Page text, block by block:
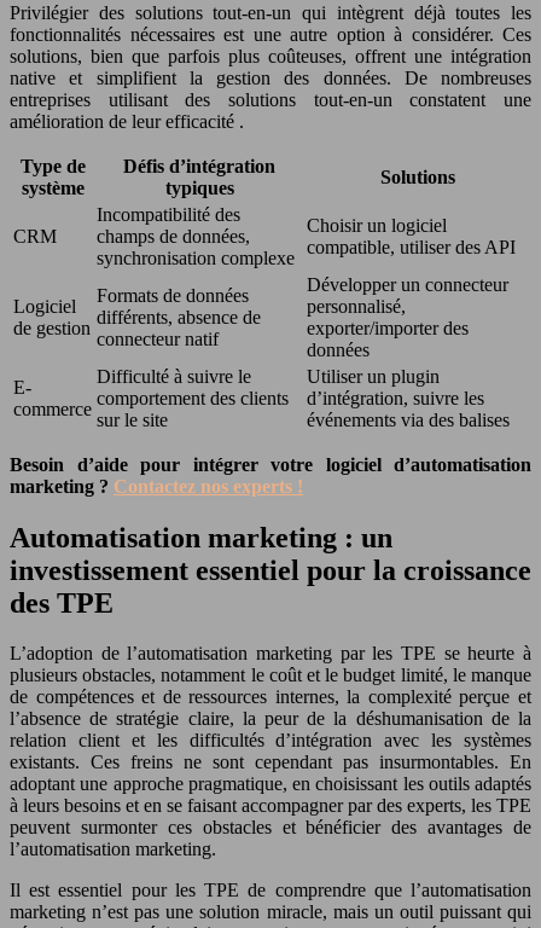
Privilégier des solutions tout-en-un qui intègrent déjà toutes les
fonctionnalités nécessaires est une autre option à considérer. Ces
solutions, bien que parfois plus coûteuses, offrent une intégration
native et simplifient la gestion des données. De nombreuses
entreprises utilisant des solutions tout-en-un constatent une
amélioration de leur efficacité .
Type de
système
Défis d’intégration
typiques
Solutions
CRM
Incompatibilité des
champs de données,
synchronisation complexe
Choisir un logiciel
compatible, utiliser des API
Logiciel
de gestion
Formats de données
différents, absence de
connecteur natif
Développer un connecteur
personnalisé,
exporter/importer des
données
E-
commerce
Difficulté à suivre le
comportement des clients
sur le site
Utiliser un plugin
d’intégration, suivre les
événements via des balises
Besoin d’aide pour intégrer votre logiciel d’automatisation
marketing ? Contactez nos experts !
Automatisation marketing : un
investissement essentiel pour la croissance
des TPE
L’adoption de l’automatisation marketing par les TPE se heurte à
plusieurs obstacles, notamment le coût et le budget limité, le manque
de compétences et de ressources internes, la complexité perçue et
l’absence de stratégie claire, la peur de la déshumanisation de la
relation client et les difficultés d’intégration avec les systèmes
existants. Ces freins ne sont cependant pas insurmontables. En
adoptant une approche pragmatique, en choisissant les outils adaptés
à leurs besoins et en se faisant accompagner par des experts, les TPE
peuvent surmonter ces obstacles et bénéficier des avantages de
l’automatisation marketing.
Il est essentiel pour les TPE de comprendre que l’automatisation
marketing n’est pas une solution miracle, mais un outil puissant qui